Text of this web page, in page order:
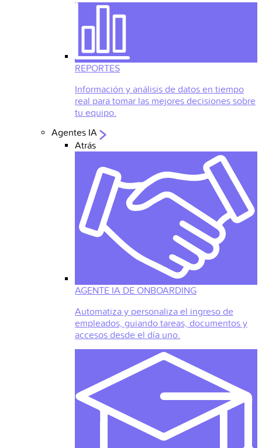
REPORTES
Información y análisis de datos en tiempo
real para tomar las mejores decisiones sobre
tu equipo.
Agentes IA
Atrás
AGENTE IA DE ONBOARDING
Automatiza y personaliza el ingreso de
empleados, guiando tareas, documentos y
accesos desde el día uno.